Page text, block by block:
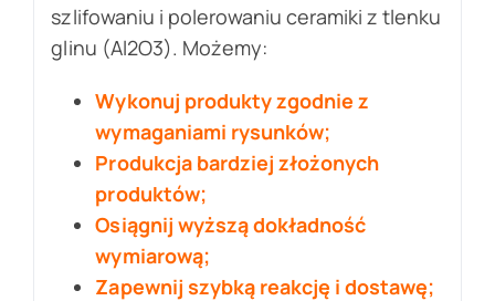
szlifowaniu i polerowaniu ceramiki z tlenku
glinu (Al2O3). Możemy:
Wykonuj produkty zgodnie z
wymaganiami rysunków;
Produkcja bardziej złożonych
produktów;
Osiągnij wyższą dokładność
wymiarową;
Zapewnij szybką reakcję i dostawę;